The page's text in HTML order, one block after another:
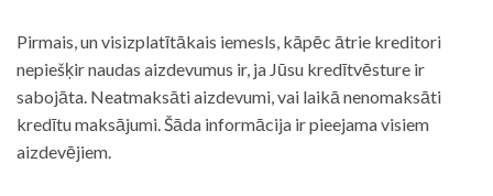
Pirmais, un visizplatītākais iemesls, kāpēc ātrie kreditori
nepiešķir naudas aizdevumus ir, ja Jūsu kredītvēsture ir
sabojāta. Neatmaksāti aizdevumi, vai laikā nenomaksāti
kredītu maksājumi. Šāda informācija ir pieejama visiem
aizdevējiem.